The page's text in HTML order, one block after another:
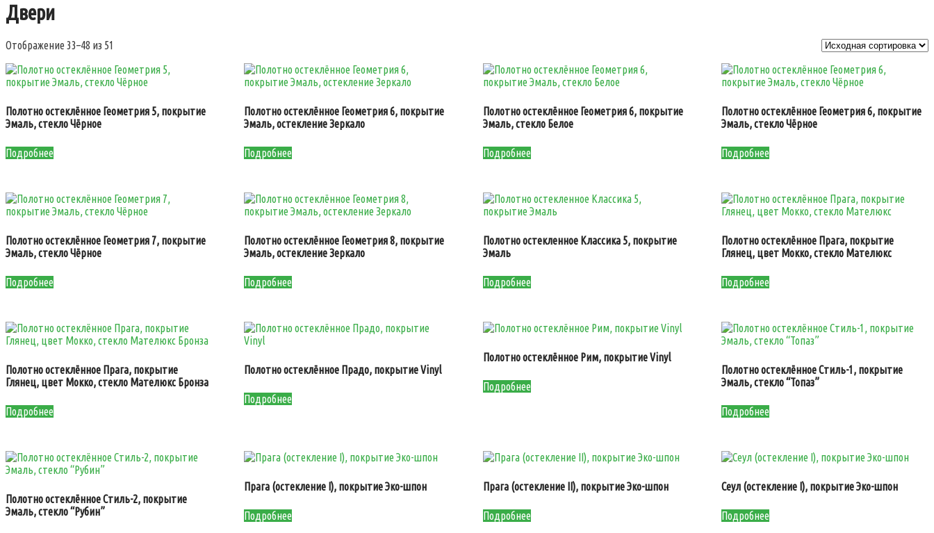
Двери
Отображение 33–48 из 51
Полотно остеклённое Геометрия 5, покрытие
Эмаль, стекло Чёрное
Подробнее
Полотно остеклённое Геометрия 6, покрытие
Эмаль, остекление Зеркало
Подробнее
Полотно остеклённое Геометрия 6, покрытие
Эмаль, стекло Белое
Подробнее
Полотно остеклённое Геометрия 6, покрытие
Эмаль, стекло Чёрное
Подробнее
Полотно остеклённое Геометрия 7, покрытие
Эмаль, стекло Чёрное
Подробнее
Полотно остеклённое Геометрия 8, покрытие
Эмаль, остекление Зеркало
Подробнее
Полотно остекленное Классика 5, покрытие
Эмаль
Подробнее
Полотно остеклённое Прага, покрытие
Глянец, цвет Мокко, стекло Мателюкс
Подробнее
Полотно остеклённое Прага, покрытие
Глянец, цвет Мокко, стекло Мателюкс Бронза
Подробнее
Полотно остеклённое Прадо, покрытие Vinyl
Подробнее
Полотно остеклённое Рим, покрытие Vinyl
Подробнее
Полотно остеклённое Стиль-1, покрытие
Эмаль, стекло “Топаз”
Подробнее
Полотно остеклённое Стиль-2, покрытие
Эмаль, стекло “Рубин”
Прага (остекление I), покрытие Эко-шпон
Подробнее
Прага (остекление II), покрытие Эко-шпон
Подробнее
Сеул (остекление I), покрытие Эко-шпон
Подробнее